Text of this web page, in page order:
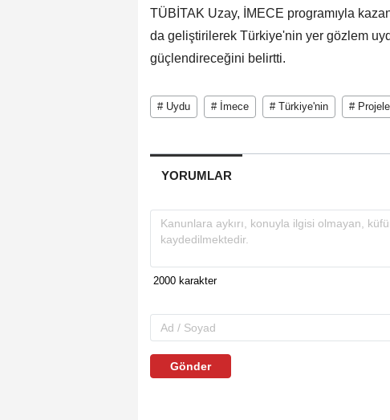
TÜBİTAK Uzay, İMECE programıyla
da geliştirilerek Türkiye'nin yer gözlem
güçlendireceğini belirtti.
# Uydu # İmece # Türkiye'nin #
YORUMLAR
Gönder